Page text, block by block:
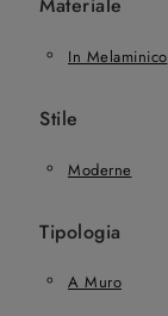
Materiale
In Melaminico
Stile
Moderne
Tipologia
A Muro